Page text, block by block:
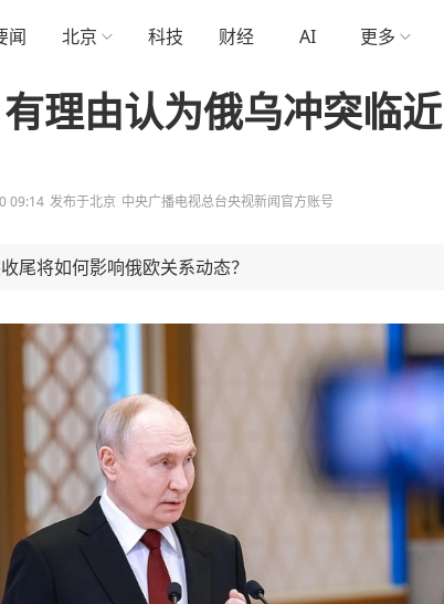
闻 北京 科技 财经 AI 更多
理由认为俄乌冲突临
09:14 发布于北京 中央广播电视总台央视新闻官方账号
尾将如何影响俄欧关系动态？